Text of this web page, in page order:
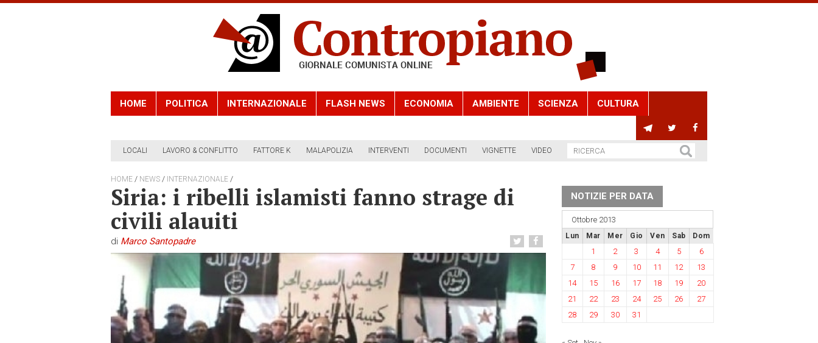
HOME POLITICA INTERNAZIONALE FLASH NEWS ECONOMIA AMBIENTE SCIENZA CULTURA
LOCALI LAVORO & CONFLITTO FATTORE K MALAPOLIZIA INTERVENTI DOCUMENTI VIGNETTE VIDEO
HOME / NEWS / INTERNAZIONALE /
Siria: i ribelli islamisti fanno strage di
civili alauiti
di Marco Santopadre
NOTIZIE PER DATA
Ottobre 2013
Lun Mar Mer Gio Ven Sab Dom
1 2 3 4 5
6
7
8 9 10 11 12
13
14
15 16 17 18 19
20
21
22 23 24 25 26
27
28
29 30 31